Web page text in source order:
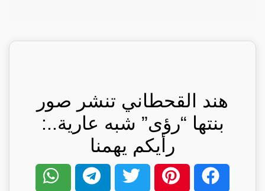
هند القحطاني تنشر صور
بنتها “رؤى” شبه عارية..:
رأيكم يهمنا